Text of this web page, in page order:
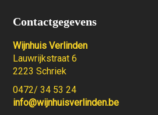
Contactgegevens
Wijnhuis Verlinden
Lauwrijkstraat 6
2223 Schriek
0472/ 34 53 24
info@wijnhuisverlinden.be